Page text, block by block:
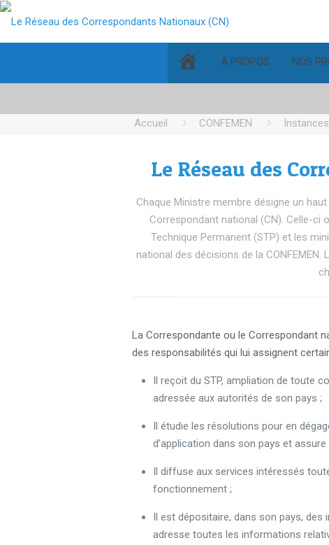
ACCUEILÀ PROPOS NOS
Accueil CONFEMEN Instances
Le Réseau des
Chaque Ministre membre désigne un
Correspondant national (CN). Celle-ci
Technique Permanent (STP) et les
national des décisions de la
La Correspondante ou le Correspondant
des responsabilités qui lui assignent
Il reçoit du STP, ampliation de toute
adressée aux autorités de son pays ;
Il étudie les résolutions pour en
d’application dans son pays et
Il diffuse aux services intéressés
fonctionnement ;
Il est dépositaire, dans son pays,
adresse toutes les informations